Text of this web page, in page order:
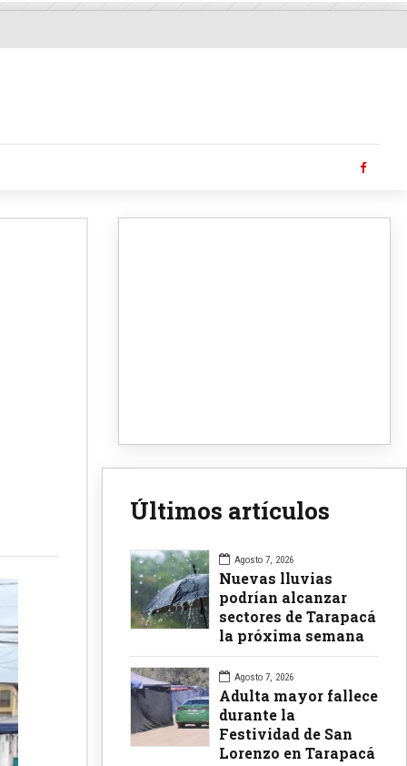
Últimos artículos
Agosto 7, 2026
Nuevas lluvias
podrían alcanzar
sectores de Tarapacá
la próxima semana
Agosto 7, 2026
Adulta mayor fallece
durante la
Festividad de San
Lorenzo en Tarapacá